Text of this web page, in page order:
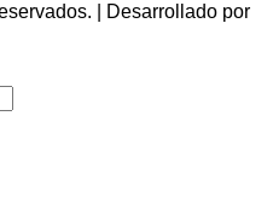
| Desarrollado por